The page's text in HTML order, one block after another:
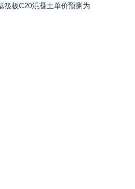
筏板C20混凝土单价预测为